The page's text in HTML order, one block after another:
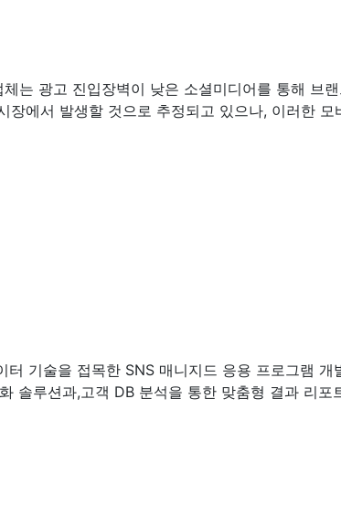
는 광고 진입장벽이 낮은 소셜미디어를 통해 브
장에서 발생할 것으로 추정되고 있으나, 이러한
기술을 접목한 SNS 매니지드 응용 프로그램
솔루션과,고객 DB 분석을 통한 맞춤형 결과 리